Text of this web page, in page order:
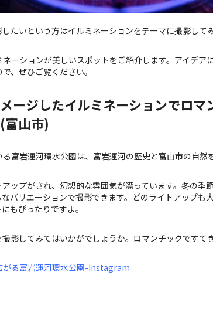
たいという方はイルミネーションをテーマに撮影して
ーションが美しいスポットをご紹介します。アイデア
、ぜひご覧ください。
ージしたイルミネーションでロマ
富山市)
富岩運河環水公園は、富岩運河の歴史と富山市の自然
ップがされ、幻想的な雰囲気が漂っています。冬の季
バリエーションで撮影できます。どのライトアップも
もぴったりですよ。
影してみてはいかがでしょうか。ロマンチックですて
がる富岩運河環水公園-Instagram